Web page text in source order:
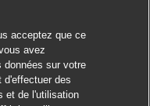
acceptez que ce
avez
données sur votre
d'effectuer des
et de l'utilisation
Fermer la